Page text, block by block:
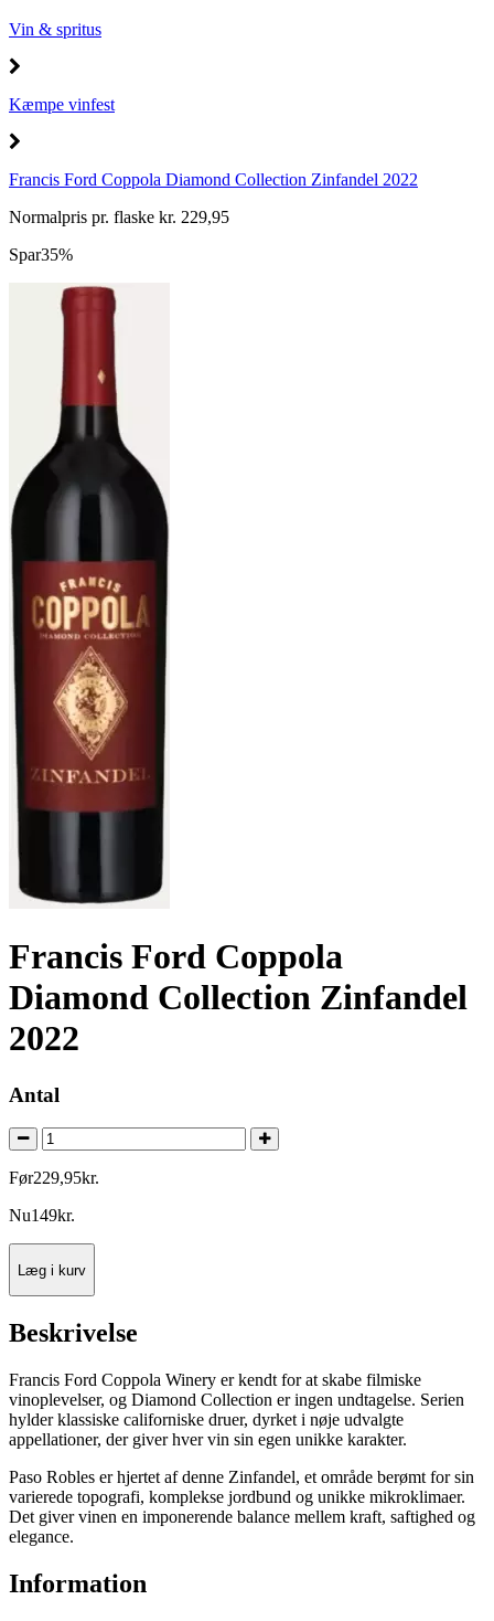
Vin & spritus
Kæmpe vinfest
Francis Ford Coppola Diamond Collection Zinfandel 2022
Normalpris pr. flaske kr. 229,95
Spar35%
Francis Ford Coppola
Diamond Collection Zinfandel
2022
Antal
Før229,95kr.
Nu149kr.
Læg i kurv
Beskrivelse
Francis Ford Coppola Winery er kendt for at skabe filmiske
vinoplevelser, og Diamond Collection er ingen undtagelse. Serien
hylder klassiske californiske druer, dyrket i nøje udvalgte
appellationer, der giver hver vin sin egen unikke karakter.
Paso Robles er hjertet af denne Zinfandel, et område berømt for sin
varierede topografi, komplekse jordbund og unikke mikroklimaer.
Det giver vinen en imponerende balance mellem kraft, saftighed og
elegance.
Information